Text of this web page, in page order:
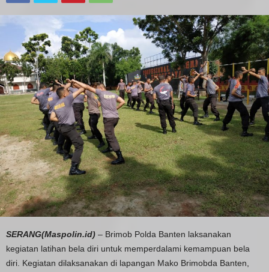
SERANG(Maspolin.id) – Brimob Polda Banten laksanakan
kegiatan latihan bela diri untuk memperdalami kemampuan bela
diri. Kegiatan dilaksanakan di lapangan Mako Brimobda Banten,